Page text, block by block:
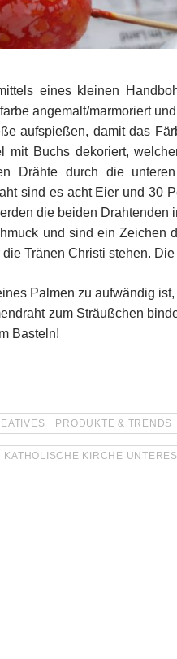
eines kleinen
angemalt/marmoriert
aufspießen, damit das
mit Buchs dekoriert,
Drähte durch die
sind es acht Eier und 30
die beiden Drahtenden
und sind ein Zeichen
Tränen Christi stehen.
Palmen zu aufwändig
zum Sträußchen
Basteln!
PRODUKTE & TRENDS
KATHOLISCHE KIRCHE